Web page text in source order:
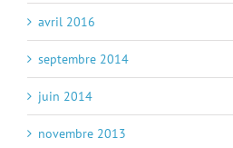
avril 2016
septembre 2014
juin 2014
novembre 2013